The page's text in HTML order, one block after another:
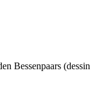
Bessenpaars (dessin